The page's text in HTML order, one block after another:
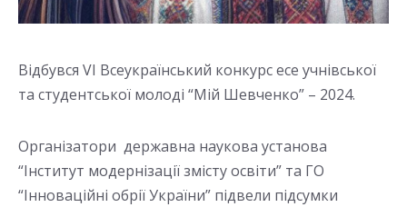
Відбувся VI Всеукраїнський конкурс есе учнівської
та студентської молоді “Мій Шевченко” – 2024.
Організатори державна наукова установа
“Інститут модернізації змісту освіти” та ГО
“Інноваційні обрії України” підвели підсумки